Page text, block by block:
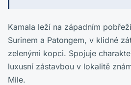
Kamala leží na západním
Surinem a Patongem, v klidné
zelenými kopci. Spojuje
luxusní zástavbou v lokalitě
Mile.